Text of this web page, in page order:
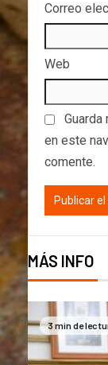
Correo
Web
en este
comente.
MÁS INFO
3 min de